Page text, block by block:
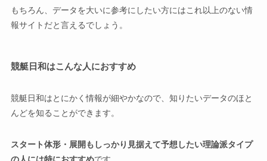
もちろん、データを大いに参考にしたい方にはこれ以上のない情
報サイトだと言えるでしょう。
競艇日和はこんな人におすすめ
競艇日和はとにかく情報が細やかなので、知りたいデータのほと
んどを知ることができます。
スタート体形・展開もしっかり見据えて予想したい理論派タイプ